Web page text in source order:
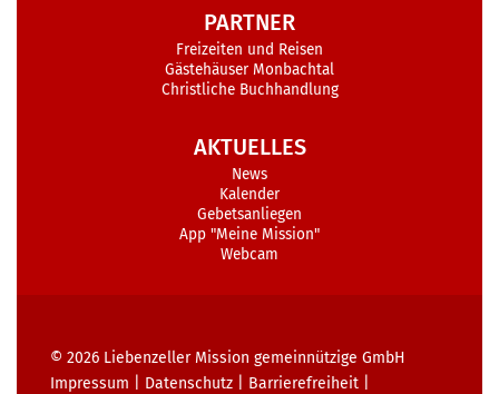
PARTNER
Freizeiten und Reisen
Gästehäuser Monbachtal
Christliche Buchhandlung
AKTUELLES
News
Kalender
Gebetsanliegen
App "Meine Mission"
Webcam
© 2026 Liebenzeller Mission gemeinnützige GmbH
Impressum
Datenschutz Barrierefreiheit